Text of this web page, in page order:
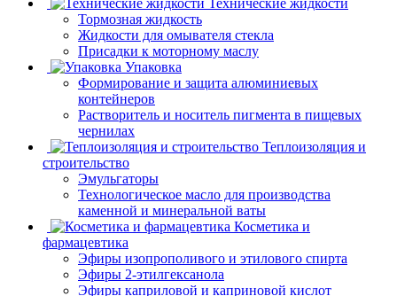
Тормозная жидкость
Жидкости для омывателя стекла
Присадки к моторному маслу
Упаковка
Формирование и защита алюминиевых
контейнеров
Растворитель и носитель пигмента в пищевых
чернилах
Теплоизоляция и
строительство
Эмульгаторы
Технологическое масло для производства
каменной и минеральной ваты
Косметика и
фармацевтика
Эфиры изопрополивого и этилового спирта
Эфиры 2-этилгексанола
Эфиры каприловой и каприновой кислот